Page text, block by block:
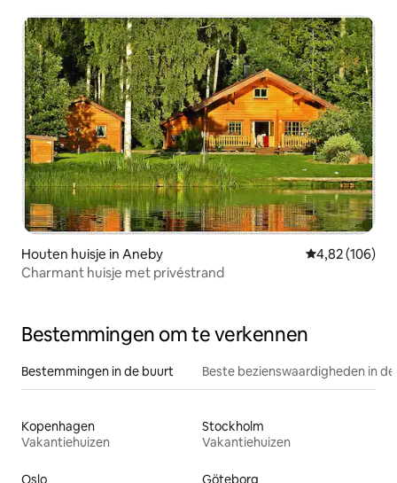
Houten huisje in Aneby Gemiddelde
4,82 (106)
Charmant huisje met privéstrand
Bestemmingen om te verkennen
Bestemmingen in de buurt Beste bezienswaardigheden in
Kopenhagen
Vakantiehuizen
Stockholm
Vakantiehuizen
Oslo Göteborg